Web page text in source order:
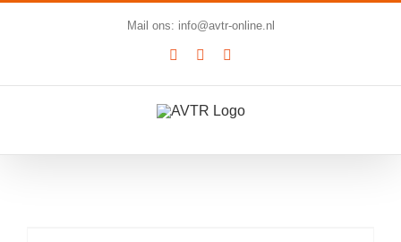
Mail ons: info@avtr-online.nl
YouTubeLinkedIn